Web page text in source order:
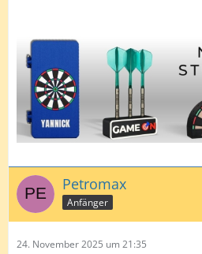
Petromax
Anfänger
24. November 2025 um 21:35